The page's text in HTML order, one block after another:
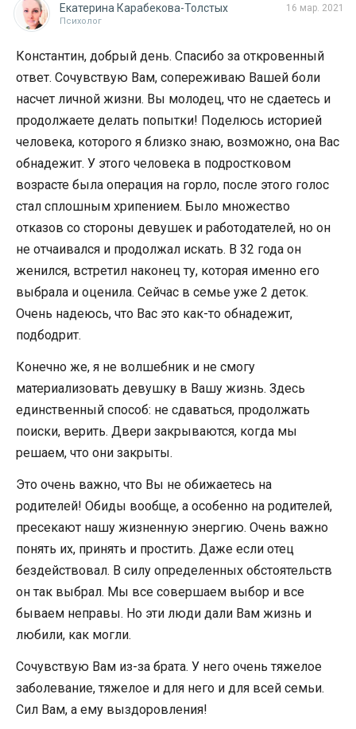
16 мар. 2021
Екатерина Карабекова-Толстых
Психолог
Константин, добрый день. Спасибо за откровенный
ответ. Сочувствую Вам, сопереживаю Вашей боли
насчет личной жизни. Вы молодец, что не сдаетесь и
продолжаете делать попытки! Поделюсь историей
человека, которого я близко знаю, возможно, она Вас
обнадежит. У этого человека в подростковом
возрасте была операция на горло, после этого голос
стал сплошным хрипением. Было множество
отказов со стороны девушек и работодателей, но он
не отчаивался и продолжал искать. В 32 года он
женился, встретил наконец ту, которая именно его
выбрала и оценила. Сейчас в семье уже 2 деток.
Очень надеюсь, что Вас это как-то обнадежит,
подбодрит.
Конечно же, я не волшебник и не смогу
материализовать девушку в Вашу жизнь. Здесь
единственный способ: не сдаваться, продолжать
поиски, верить. Двери закрываются, когда мы
решаем, что они закрыты.
Это очень важно, что Вы не обижаетесь на
родителей! Обиды вообще, а особенно на родителей,
пресекают нашу жизненную энергию. Очень важно
понять их, принять и простить. Даже если отец
бездействовал. В силу определенных обстоятельств
он так выбрал. Мы все совершаем выбор и все
бываем неправы. Но эти люди дали Вам жизнь и
любили, как могли.
Сочувствую Вам из-за брата. У него очень тяжелое
заболевание, тяжелое и для него и для всей семьи.
Сил Вам, а ему выздоровления!